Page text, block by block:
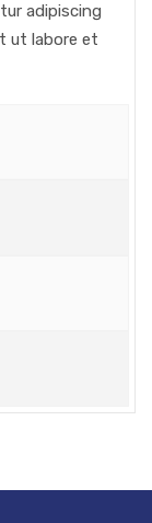
adipiscing
ut labore et